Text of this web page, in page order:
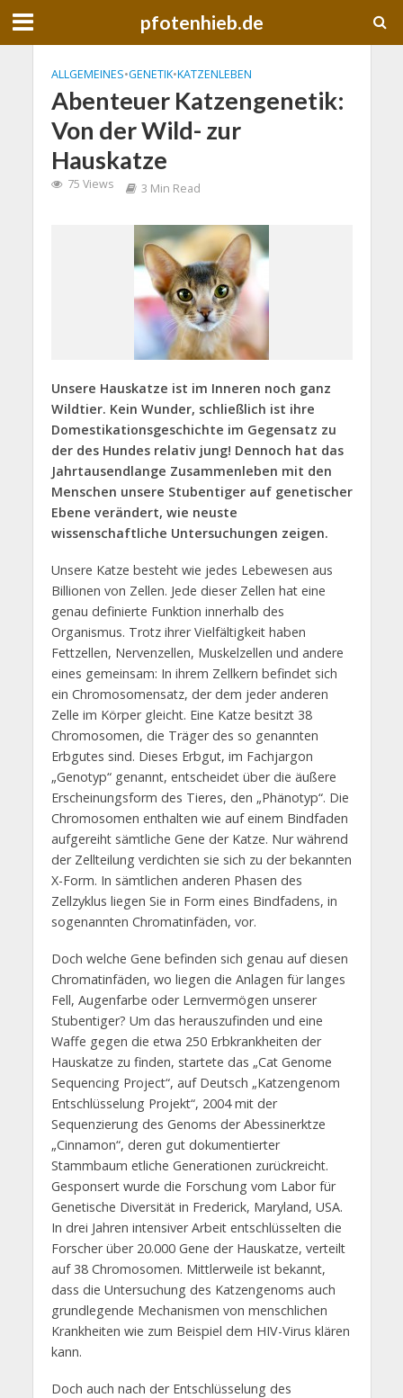
pfotenhieb.de
ALLGEMEINES•GENETIK•KATZENLEBEN
Abenteuer Katzengenetik:
Von der Wild- zur
Hauskatze
75 Views 3 Min Read
Unsere Hauskatze ist im Inneren noch ganz
Wildtier. Kein Wunder, schließlich ist ihre
Domestikationsgeschichte im Gegensatz zu
der des Hundes relativ jung! Dennoch hat das
Jahrtausendlange Zusammenleben mit den
Menschen unsere Stubentiger auf genetischer
Ebene verändert, wie neuste
wissenschaftliche Untersuchungen zeigen.
Unsere Katze besteht wie jedes Lebewesen aus
Billionen von Zellen. Jede dieser Zellen hat eine
genau definierte Funktion innerhalb des
Organismus. Trotz ihrer Vielfältigkeit haben
Fettzellen, Nervenzellen, Muskelzellen und andere
eines gemeinsam: In ihrem Zellkern befindet sich
ein Chromosomensatz, der dem jeder anderen
Zelle im Körper gleicht. Eine Katze besitzt 38
Chromosomen, die Träger des so genannten
Erbgutes sind. Dieses Erbgut, im Fachjargon
„Genotyp“ genannt, entscheidet über die äußere
Erscheinungsform des Tieres, den „Phänotyp“. Die
Chromosomen enthalten wie auf einem Bindfaden
aufgereiht sämtliche Gene der Katze. Nur während
der Zellteilung verdichten sie sich zu der bekannten
X-Form. In sämtlichen anderen Phasen des
Zellzyklus liegen Sie in Form eines Bindfadens, in
sogenannten Chromatinfäden, vor.
Doch welche Gene befinden sich genau auf diesen
Chromatinfäden, wo liegen die Anlagen für langes
Fell, Augenfarbe oder Lernvermögen unserer
Stubentiger? Um das herauszufinden und eine
Waffe gegen die etwa 250 Erbkrankheiten der
Hauskatze zu finden, startete das „Cat Genome
Sequencing Project“, auf Deutsch „Katzengenom
Entschlüsselung Projekt“, 2004 mit der
Sequenzierung des Genoms der Abessinerktze
„Cinnamon“, deren gut dokumentierter
Stammbaum etliche Generationen zurückreicht.
Gesponsert wurde die Forschung vom Labor für
Genetische Diversität in Frederick, Maryland, USA.
In drei Jahren intensiver Arbeit entschlüsselten die
Forscher über 20.000 Gene der Hauskatze, verteilt
auf 38 Chromosomen. Mittlerweile ist bekannt,
dass die Untersuchung des Katzengenoms auch
grundlegende Mechanismen von menschlichen
Krankheiten wie zum Beispiel dem HIV-Virus klären
kann.
Doch auch nach der Entschlüsselung des